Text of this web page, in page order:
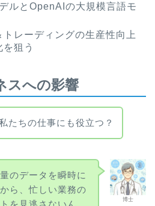
ルとOpenAIの大規模言語モ
レーディングの生産性向上
狙う
スへの影響
たちの仕事にも役立つ？
博士
のデータを瞬時に
ら、忙しい業務の
を見逃さないん